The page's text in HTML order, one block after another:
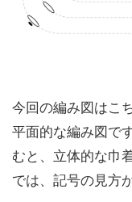
今回の編み図はこ
平面的な編み図で
むと、立体的な巾
では、記号の見方